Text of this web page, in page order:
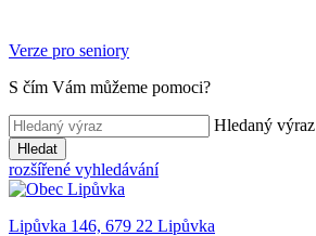
Verze pro seniory
S čím Vám můžeme pomoci?
Hledaný výraz
Hledat
rozšířené vyhledávání
Lipůvka 146, 679 22 Lipůvka